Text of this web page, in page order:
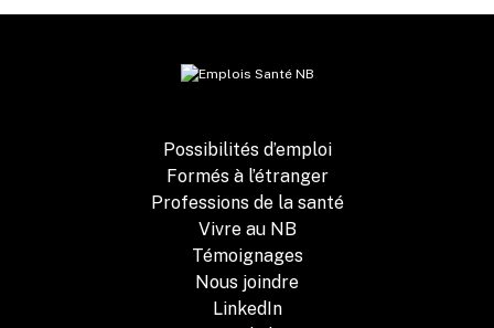
Possibilités d’emploi
Formés à l’étranger
Professions de la santé
Vivre au NB
Témoignages
Nous joindre
LinkedIn